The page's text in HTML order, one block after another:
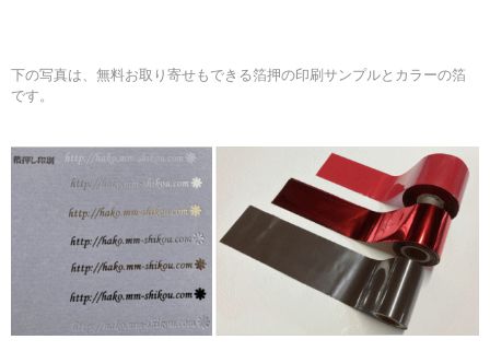
下の写真は、無料お取り寄せもできる箔押の印刷サンプルとカラーの箔
です。